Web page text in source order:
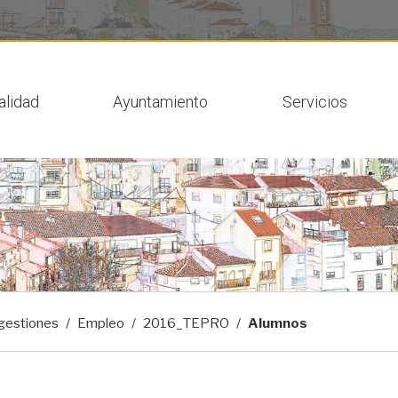
Ayuntamiento Servicios
Empleo 2016_TEPRO Alumnos